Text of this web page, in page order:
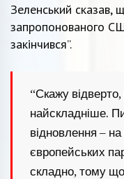
Зеленський сказав,
запропонованого
закінчився”.
“Скажу
найскладніше.
відновлення –
європейських
складно, тому